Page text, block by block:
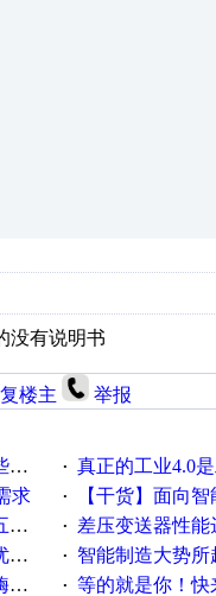
没有说明书
楼主 举报
· 真正的工业4.0
求 · 【干货】面向
· 差压变送器性能达
· 智能制造大势所趋
· 等的就是你！快来